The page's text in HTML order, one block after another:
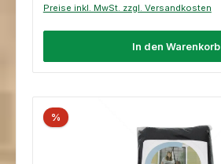
Preise inkl. MwSt. zzgl. Versandkosten
In den Warenkorb
%